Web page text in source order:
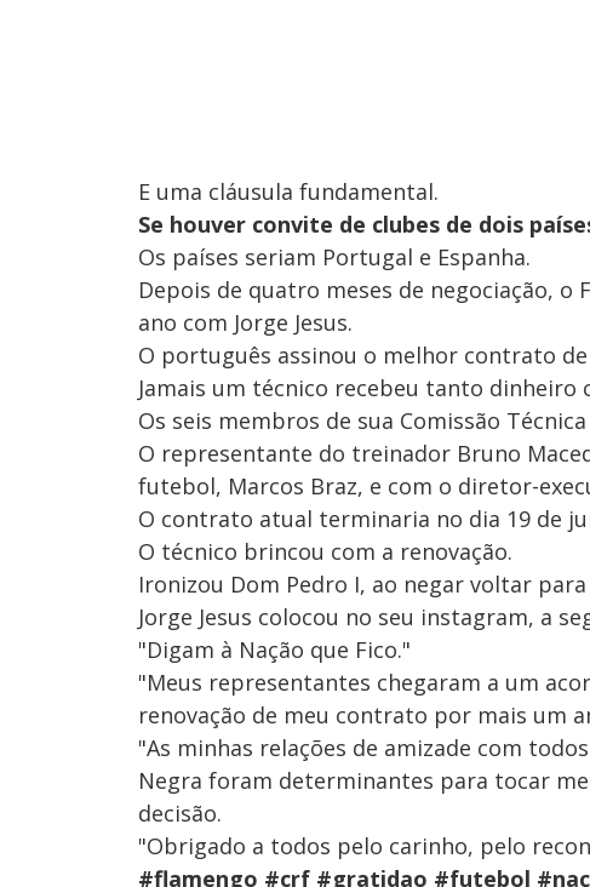
E uma cláusula fundamental.
Se houver convite de clubes de dois
Os países seriam Portugal e Espanha.
Depois de quatro meses de negociação,
ano com Jorge Jesus.
O português assinou o melhor contrato
Jamais um técnico recebeu tanto dinheiro
Os seis membros de sua Comissão
O representante do treinador Bruno
futebol, Marcos Braz, e com o diretor-
O contrato atual terminaria no dia 19 de
O técnico brincou com a renovação.
Ironizou Dom Pedro I, ao negar voltar
Jorge Jesus colocou no seu instagram, a
"Digam à Nação que Fico."
"Meus representantes chegaram a um
renovação de meu contrato por mais um
"As minhas relações de amizade com
Negra foram determinantes para tocar
decisão.
"Obrigado a todos pelo carinho, pelo
#flamengo #crf #gratidao #futebol